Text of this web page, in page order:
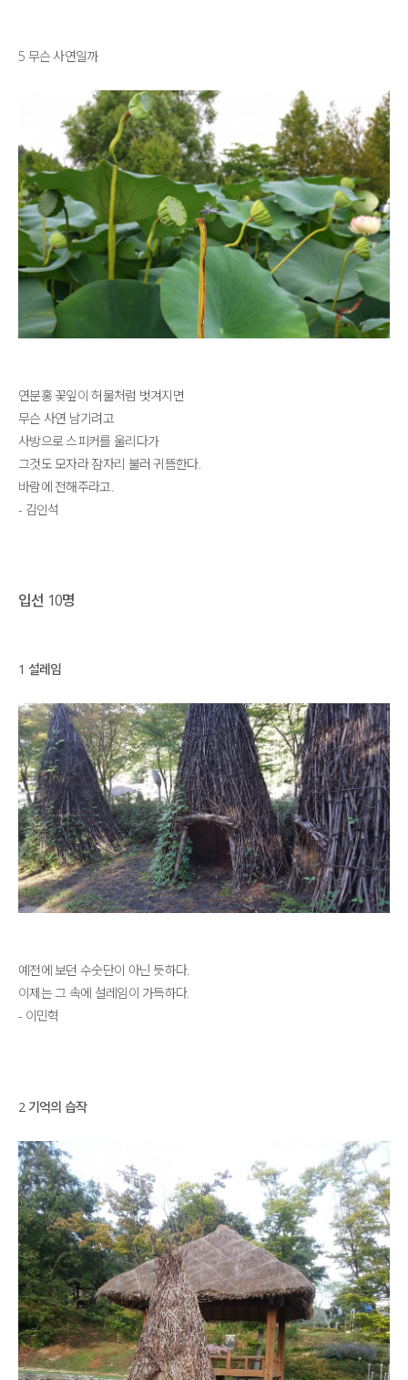
5 무슨 사연일까
연분홍 꽃잎이 허물처럼 벗겨지면
무슨 사연 남기려고
사방으로 스피커를 울리다가
그것도 모자라 잠자리 불러 귀뜸한다.
바람에 전해주라고.
- 김인석
입선 10명
1 설레임
예전에 보던 수숫단이 아닌 듯하다.
이제는 그 속에 설레임이 가득하다.
- 이민혁
2 기억의 습작​